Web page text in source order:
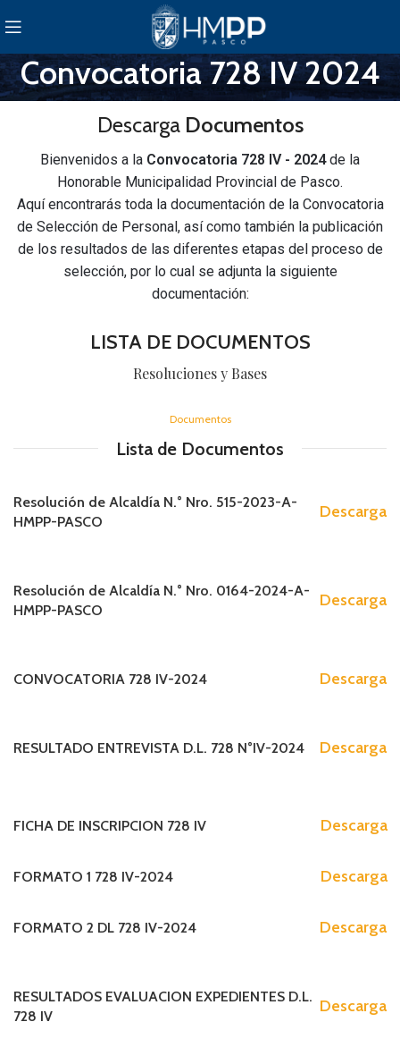
Convocatoria 728 IV 2024
Descarga Documentos
Bienvenidos a la Convocatoria 728 IV - 2024de la
Honorable Municipalidad Provincial de Pasco.
Aquí encontrarás toda la documentación de la Convocatoria
de Selección de Personal, así como también la publicación
de los resultados de las diferentes etapas del proceso de
selección, por lo cual se adjunta la siguiente
documentación:
LISTA DE DOCUMENTOS
Resoluciones y Bases
Documentos
Lista de Documentos
Resolución de Alcaldía N.° Nro. 515-2023-A-
HMPP-PASCO
Descarga
Resolución de Alcaldía N.° Nro. 0164-2024-A-
HMPP-PASCO
Descarga
CONVOCATORIA 728 IV-2024 Descarga
RESULTADO ENTREVISTA D.L. 728 N°IV-2024 Descarga
FICHA DE INSCRIPCION 728 IV Descarga
FORMATO 1 728 IV-2024 Descarga
FORMATO 2 DL 728 IV-2024 Descarga
RESULTADOS EVALUACION EXPEDIENTES D.L.
728 IV
Descarga